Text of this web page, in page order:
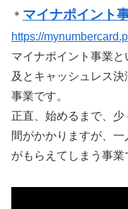
＊ マイナポイント
https://
マイナポイント事業
及とキャッシュレス
事業です。
正直、始めるまで、
間がかかりますが、
がもらえてしまう事業